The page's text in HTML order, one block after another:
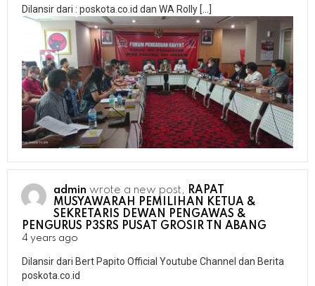
Dilansir dari : poskota.co.id dan WA Rolly […]
admin wrote a new post, RAPAT
MUSYAWARAH PEMILIHAN KETUA &
SEKRETARIS DEWAN PENGAWAS &
PENGURUS P3SRS PUSAT GROSIR TN ABANG
4 years ago
Dilansir dari Bert Papito Official Youtube Channel dan Berita
poskota.co.id